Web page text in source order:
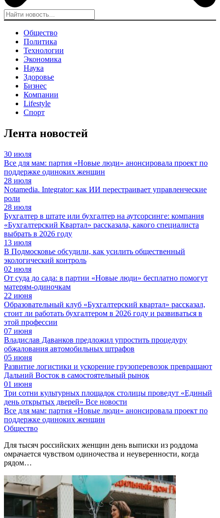
Общество
Политика
Технологии
Экономика
Наука
Здоровье
Бизнес
Компании
Lifestyle
Спорт
Лента новостей
30 июля
Все для мам: партия «Новые люди» анонсировала проект по
поддержке одиноких женщин
28 июля
Notamedia. Integrator: как ИИ перестраивает управленческие
роли
28 июля
Бухгалтер в штате или бухгалтер на аутсорсинге: компания
«Бухгалтерский Квартал» рассказала, какого специалиста
выбрать в 2026 году
13 июля
В Подмосковье обсудили, как усилить общественный
экологический контроль
02 июля
От суда до сада: в партии «Новые люди» бесплатно помогут
матерям-одиночкам
22 июня
Образовательный клуб «Бухгалтерский квартал» рассказал,
стоит ли работать бухгалтером в 2026 году и развиваться в
этой профессии
07 июня
Владислав Даванков предложил упростить процедуру
обжалования автомобильных штрафов
05 июня
Развитие логистики и ускорение грузоперевозок превращают
Дальний Восток в самостоятельный рынок
01 июня
Три сотни культурных площадок столицы проведут «Единый
день открытых дверей» Все новости
Все для мам: партия «Новые люди» анонсировала проект по
поддержке одиноких женщин
Общество
Для тысяч российских женщин день выписки из роддома
омрачается чувством одиночества и неуверенности, когда
рядом…